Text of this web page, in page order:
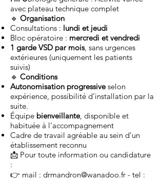
avec plateau technique complet
🔹 Organisation
Consultations : lundi et jeudi
Bloc opératoire : mercredi et vendredi
1 garde VSD par mois, sans urgences
extérieures (uniquement les patients
suivis)
🔹 Conditions
Autonomisation progressiveselon
expérience, possibilité d’installation par la
suite.
Équipe bienveillante, disponible et
habituée à l’accompagnement
Cadre de travail agréable au sein d’un
établissement reconnu
📩 Pour toute information ou candidature
:
👉 mail : drmandron@wanadoo.fr - tel :